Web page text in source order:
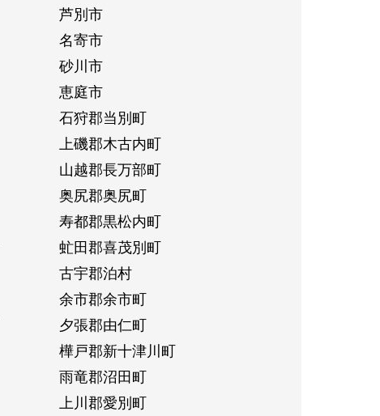
芦別市
名寄市
砂川市
恵庭市
石狩郡当別町
上磯郡木古内町
山越郡長万部町
奥尻郡奥尻町
寿都郡黒松内町
虻田郡喜茂別町
古宇郡泊村
余市郡余市町
夕張郡由仁町
樺戸郡新十津川町
雨竜郡沼田町
上川郡愛別町